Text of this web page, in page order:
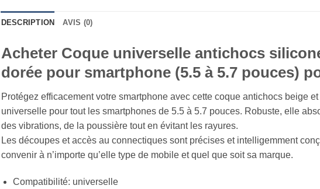
DESCRIPTION AVIS (0)
Acheter Coque universelle antichocs
dorée pour smartphone (5.5 à 5.7 pouces)
Protégez efficacement votre smartphone avec cette coque antichocs beige
universelle pour tout les smartphones de 5.5 à 5.7 pouces. Robuste, elle
des vibrations, de la poussière tout en évitant les rayures.
Les découpes et accès au connectiques sont précises et intelligemment
convenir à n’importe qu’elle type de mobile et quel que soit sa marque.
Compatibilité: universelle